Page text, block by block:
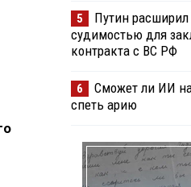
5
Путин
судимостью для
контракта с ВС РФ
6
Сможет ли ИИ
спеть арию